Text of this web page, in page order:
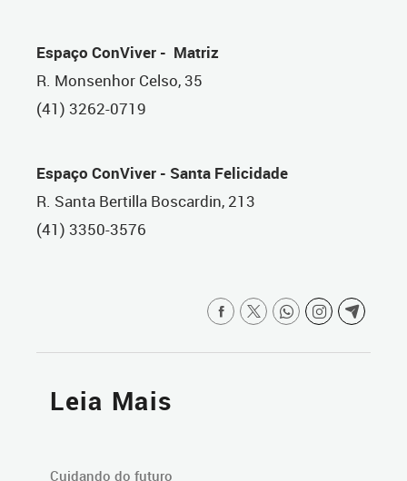
Espaço ConViver - Matriz
R. Monsenhor Celso, 35
(41) 3262-0719
Espaço ConViver - Santa Felicidade
R. Santa Bertilla Boscardin, 213
(41) 3350-3576
Leia Mais
Cuidando do futuro